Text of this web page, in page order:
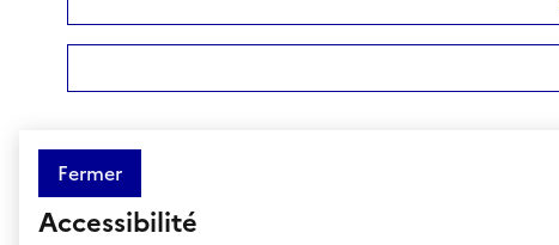
Fermer
Accessibilité